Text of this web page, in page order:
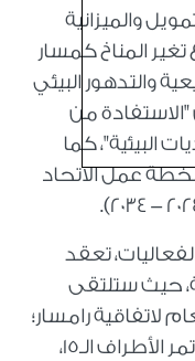
والميزانية
المناخ كمسار
والتدهور البيئي
"الاستفادة من
البيئية"، كما
عمل الاتحاد
تعقد
حيث ستلتقى
لاتفاقية رامسار؛
لمناقشة الاستعدادات الخاصة بمؤتمر الأطراف الـ15،